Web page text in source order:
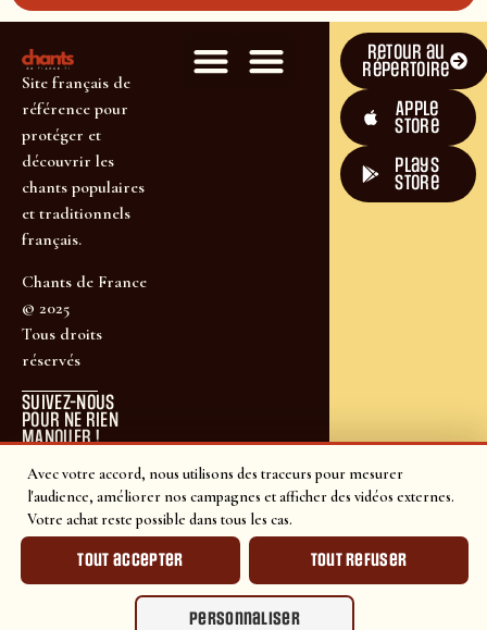
Avec votre accord, nous utilisons des traceurs pour mesurer
l'audience, améliorer nos campagnes et afficher des vidéos externes.
Votre achat reste possible dans tous les cas.
Tout accepter Tout refuser
Personnaliser
Site français de
référence pour
protéger et
découvrir les
chants populaires
et traditionnels
français.
Chants de France
© 2025
Tous droits
réservés
SUIVEZ-NOUS
POUR NE RIEN
MANQUER !
Retour au
répertoire
Apple
Store
plays
store